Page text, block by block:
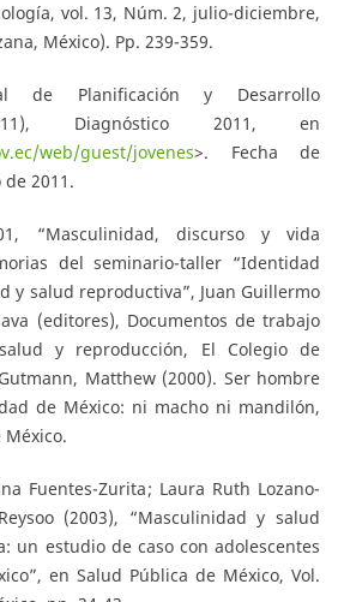
vol. 13, Núm. 2, julio-diciembre,
México). Pp. 239-359.
de Planificación y Desarrollo
Diagnóstico 2011, en
web/guest/jovenes>. Fecha de
2011.
“Masculinidad, discurso y vida
del seminario-taller “Identidad
y salud reproductiva”, Juan Guillermo
(editores), Documentos de trabajo
y reproducción, El Colegio de
Matthew (2000). Ser hombre
de México: ni macho ni mandilón,
México.
Fuentes-Zurita; Laura Ruth Lozano-
(2003), “Masculinidad y salud
un estudio de caso con adolescentes
en Salud Pública de México, Vol.